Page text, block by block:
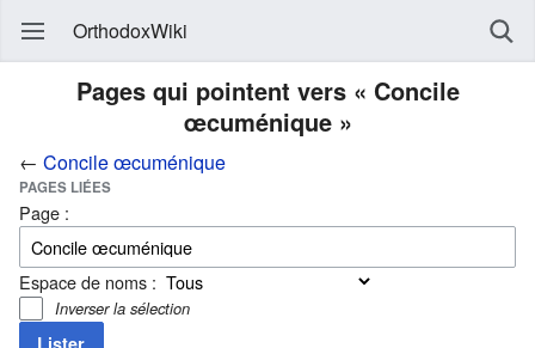
OrthodoxWiki
Pages qui pointent vers « Concile
œcuménique »
← Concile œcuménique
PAGES LIÉES
Page :
Espace de noms :
Inverser la sélection